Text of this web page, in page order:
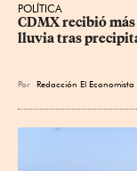
POLÍTICA
CDMX recibió
lluvia tras
Por Redacción El Economista